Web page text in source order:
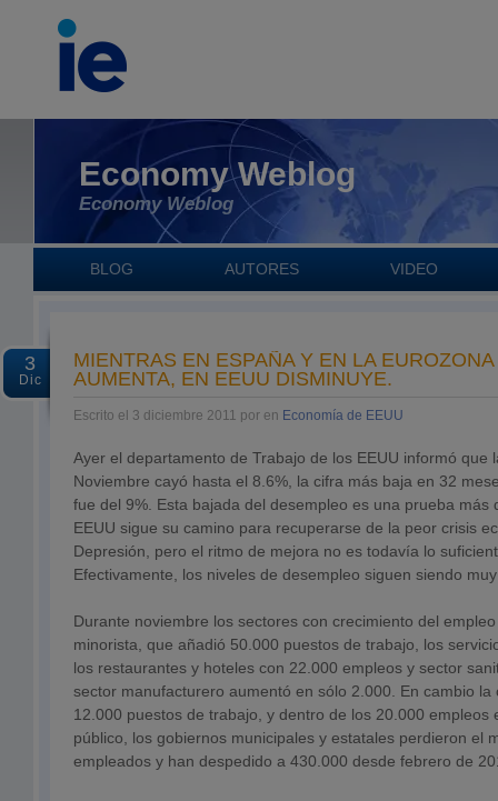
Economy Weblog
Economy Weblog
BLOG AUTORES VIDEO
3
Dic
MIENTRAS EN ESPAÑA Y EN LA
AUMENTA, EN EEUU DISMINUYE.
Escrito el 3 diciembre 2011 por en Economía de EEUU
Ayer el departamento de Trabajo de los EEUU informó que
Noviembre cayó hasta el 8.6%, la cifra más baja en 32
fue del 9%. Esta bajada del desempleo es una prueba más
EEUU sigue su camino para recuperarse de la peor crisis
Depresión, pero el ritmo de mejora no es todavía lo
Efectivamente, los niveles de desempleo siguen siendo
Durante noviembre los sectores con crecimiento del
minorista, que añadió 50.000 puestos de trabajo, los
los restaurantes y hoteles con 22.000 empleos y sector
sector manufacturero aumentó en sólo 2.000. En cambio la
12.000 puestos de trabajo, y dentro de los 20.000 empleos
público, los gobiernos municipales y estatales perdieron el
empleados y han despedido a 430.000 desde febrero de